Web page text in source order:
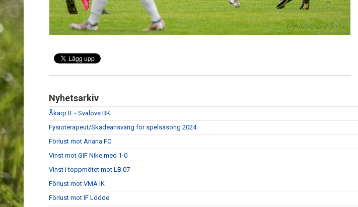
Nyhetsarkiv
Åkarp IF - Svalövs BK
Fysioterapeut/Skadeansvarig för spelsäsong 2024
Förlust mot Ariana FC
Vinst mot GIF Nike med 1-0
Vinst i toppmötet mot LB 07
Förlust mot VMA IK
Förlust mot IF Lödde